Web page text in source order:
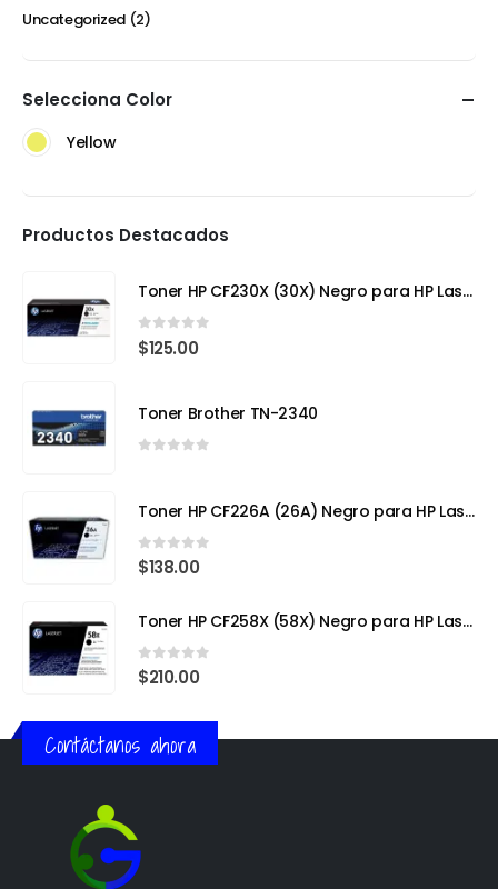
Uncategorized (2)
Selecciona Color
Yellow
Productos Destacados
Toner HP CF230X (30X) Negro para HP LaserJet Pro
0out of 5
$125.00
Toner Brother TN-2340
Toner HP CF226A (26A) Negro para HP LaserJet Pro M402
0out of 5
$138.00
Toner HP CF258X (58X) Negro para HP LaserJet Pro
0out of 5
$210.00
Contáctanos ahora